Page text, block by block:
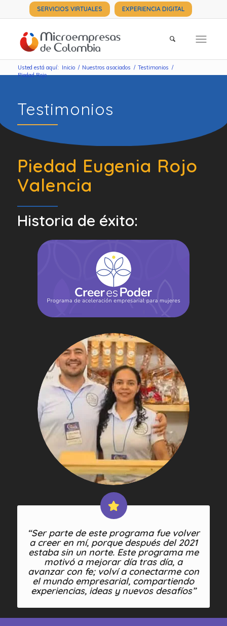
SERVICIOS VIRTUALES EXPERIENCIA DIGITAL
Usted está aquí: Inicio / Nuestros asociados / Testimonios /
Piedad Rojo
Testimonios
Piedad Eugenia Rojo
Valencia
Historia de éxito:
“Ser parte de este programa fue volver
a creer en mí, porque después del 2021
estaba sin un norte. Este programa me
motivó a mejorar día tras día, a
avanzar con fe; volví a conectarme con
el mundo empresarial, compartiendo
experiencias, ideas y nuevos desafíos”